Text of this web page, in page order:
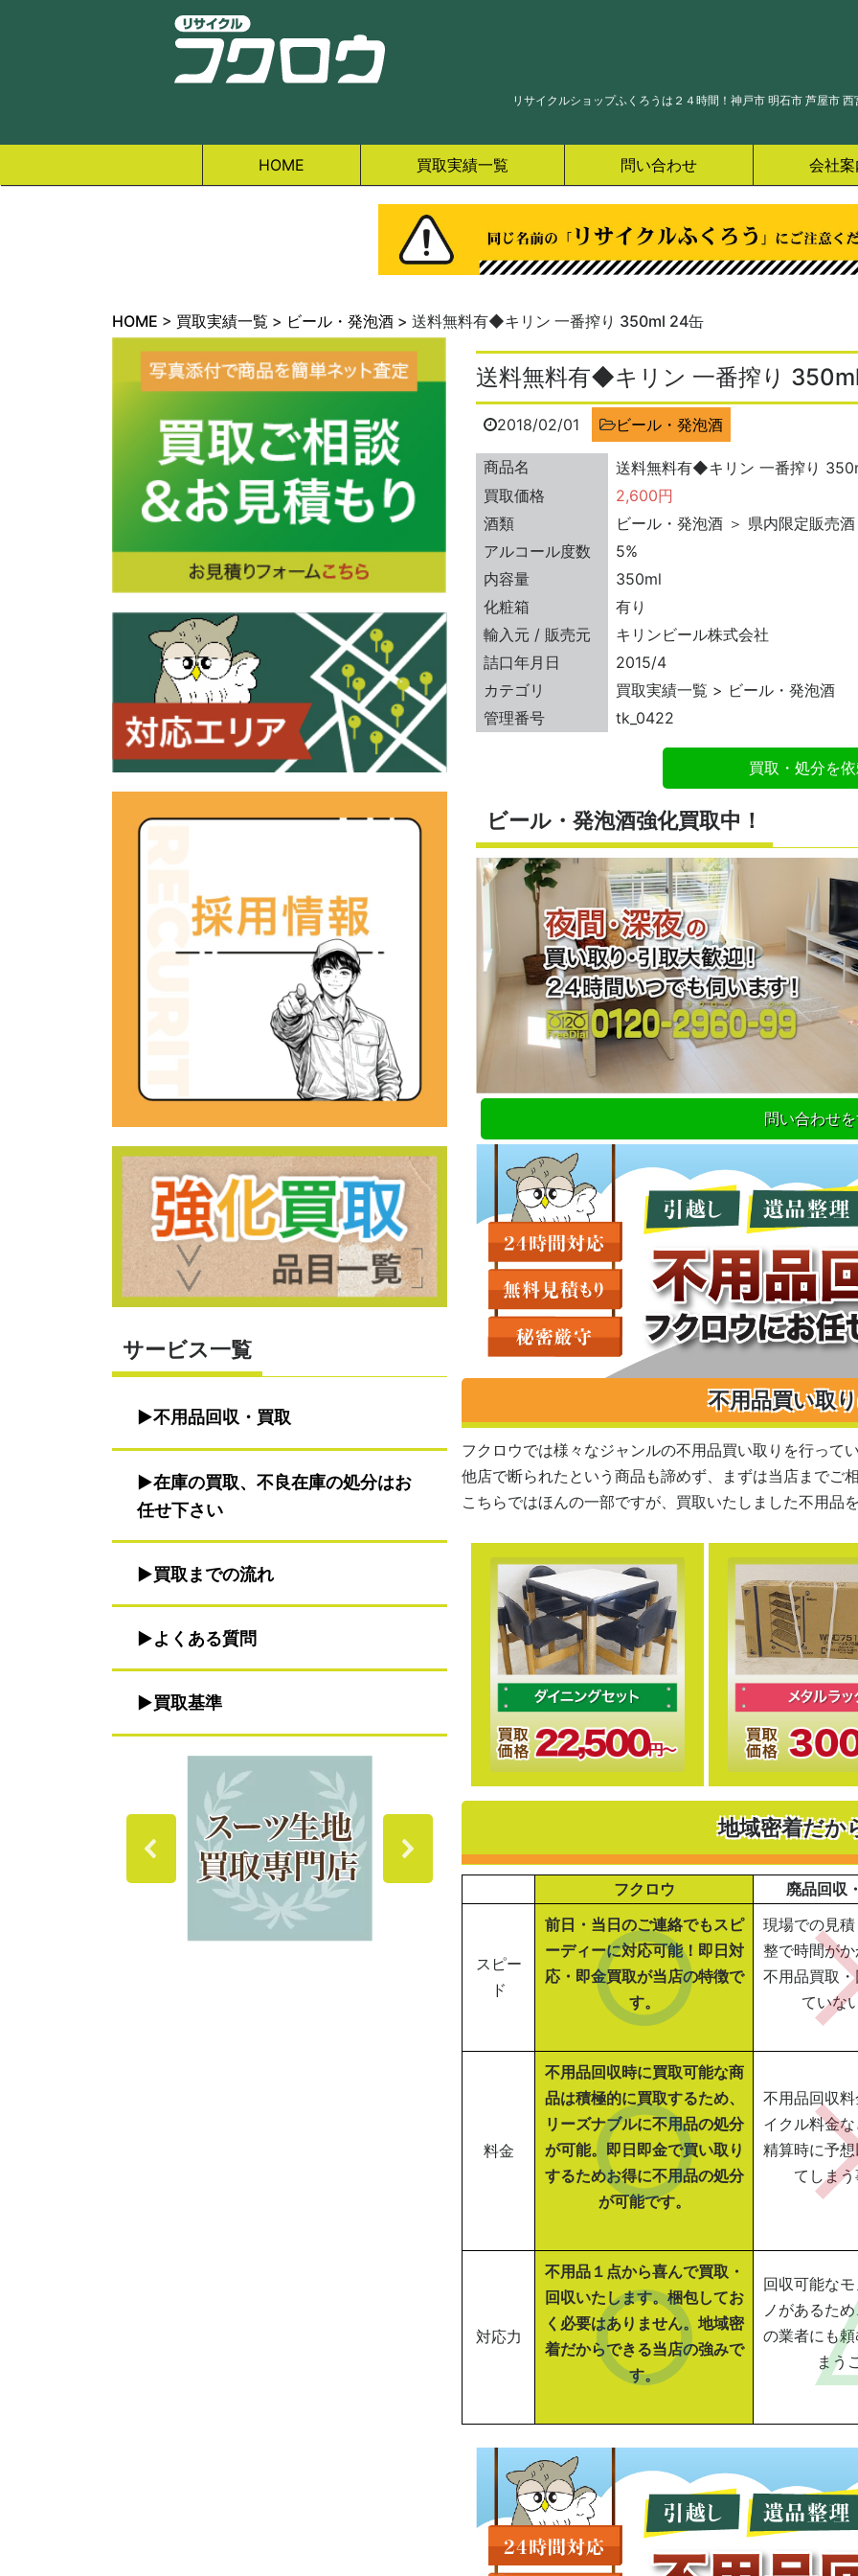
リサイクルショップふくろうは２４時間！神戸市 明石市 芦屋市
HOME 買取実績一覧 問い合わせ 会社
HOME > 買取実績一覧 > ビール・発泡酒 > 送料無料有◆キリン 一番搾り 350ml 24缶
サービス一覧
不用品回収・買取
在庫の買取、不良在庫の処分はお
任せ下さい
買取までの流れ
よくある質問
買取基準
送料無料有◆キリン 一番搾り
2018/02/01 ビール・発泡酒
商品名
送料無料有◆キリン 一番搾り
買取価格
2,600円
酒類
ビール・発泡酒 ＞ 県内限定販売酒
アルコール度数
5%
内容量
350ml
化粧箱
有り
輸入元 / 販売元
キリンビール株式会社
詰口年月日
2015/4
カテゴリ
買取実績一覧 > ビール・発泡酒
管理番号
tk_0422
買取・処分を
ビール・発泡酒強化買取中！
問い合わせ
不用品買い取
フクロウでは様々なジャンルの不用品買い取りを行って
他店で断られたという商品も諦めず、まずは当店までご
こちらではほんの一部ですが、買取いたしました不用品
地域密着だか
フクロウ 廃品回収
スピー
ド
前日・当日のご連絡でもスピ
ーディーに対応可能！即日対
応・即金買取が当店の特徴で
す。
現場での見
整で時間が
不用品買取
ていな
料金
不用品回収時に買取可能な商
品は積極的に買取するため、
リーズナブルに不用品の処分
が可能。即日即金で買い取り
するためお得に不用品の処分
が可能です。
不用品回収
イクル料金
精算時に予
てしま
対応力
不用品１点から喜んで買取・
回収いたします。梱包してお
く必要はありません。地域密
着だからできる当店の強みで
す。
回収可能な
ノがあるた
の業者にも
まう